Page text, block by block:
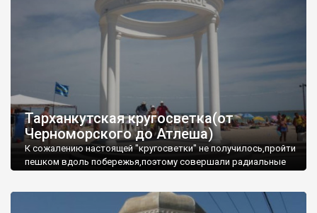
Тарханкутская кругосветка(от
Черноморского до Атлеша)
К сожалению настоящей "кругосветки" не получилось,пройти
пешком вдоль побережья,поэтому совершали радиальные